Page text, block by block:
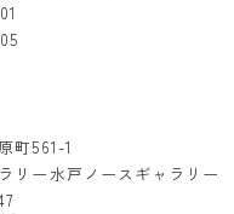
町561-1
リー水戸ノースギャラリー